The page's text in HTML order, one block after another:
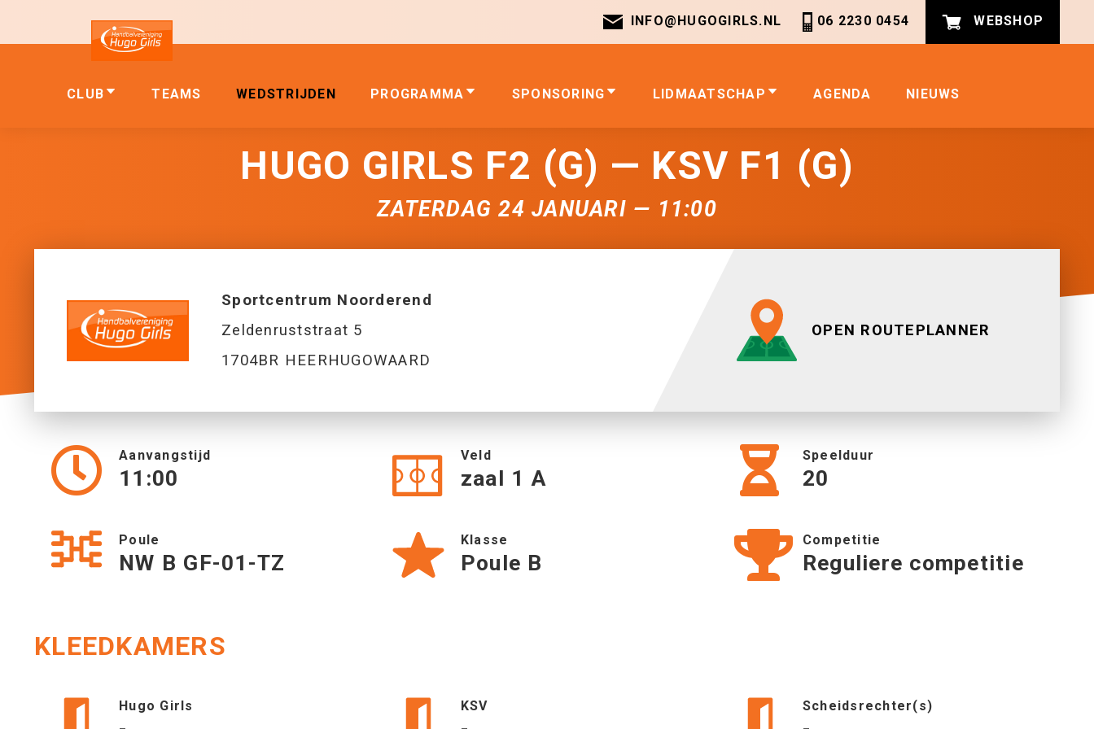
INFO@HUGOGIRLS.NL 06 2230 0454 WEBSHOP
CLUB TEAMS WEDSTRIJDEN PROGRAMMA SPONSORING LIDMAATSCHAP AGENDA NIEUWS
HUGO GIRLS F2 (G) — KSV F1 (G)
ZATERDAG 24 JANUARI — 11:00
Sportcentrum Noorderend
Zeldenruststraat 5
1704BR HEERHUGOWAARD
OPEN ROUTEPLANNER
Aanvangstijd
11:00
Veld
zaal 1 A
Speelduur
20
Poule
NW B GF-01-TZ
Klasse
Poule B
Competitie
Reguliere competitie
KLEEDKAMERS
Hugo Girls KSV Scheidsrechter(s)